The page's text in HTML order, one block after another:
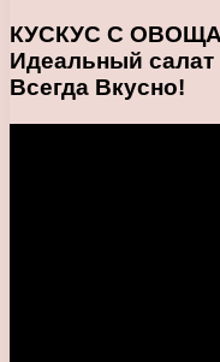
КУСКУС С
Идеальный салат
Всегда Вкусно!